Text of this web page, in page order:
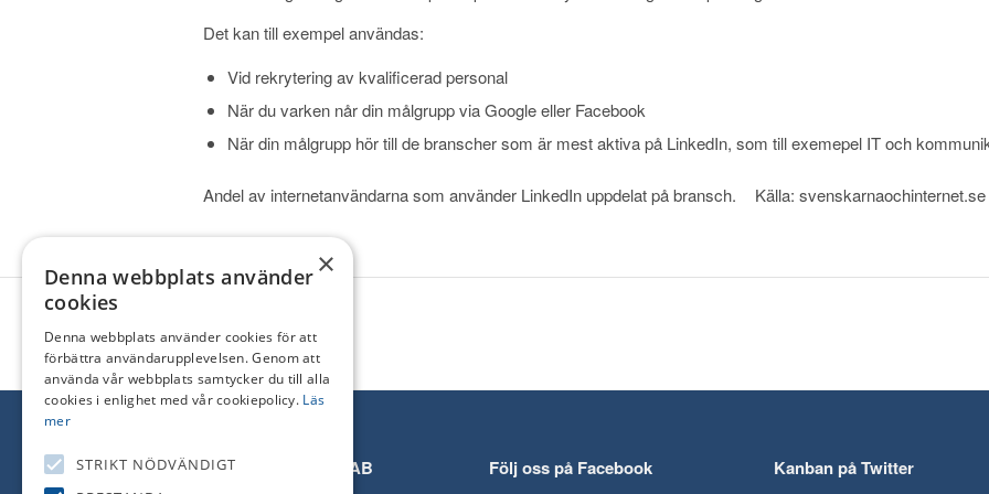
Det kan till exempel användas:
Vid rekrytering av kvalificerad personal
När du varken når din målgrupp via Google eller Facebook
När din målgrupp hör till de branscher som är mest aktiva på LinkedIn, som till exemepel IT och
Andel av internetanvändarna som använder LinkedIn uppdelat på bransch. Källa: svenskarnaochinternet.se
Kanban Marketing AB Följ oss på Facebook Kanban på Twitter
×
Denna webbplats använder
cookies
Denna webbplats använder cookies för att
förbättra användarupplevelsen. Genom att
använda vår webbplats samtycker du till alla
cookies i enlighet med vår cookiepolicy. Läs
mer
STRIKT NÖDVÄNDIGT